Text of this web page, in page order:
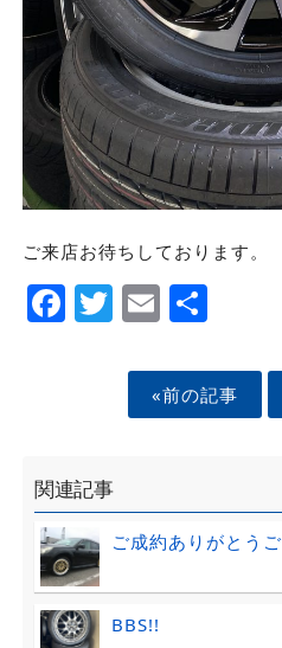
ご来店お待ちしております。
Facebook
Twitter
Email
«前の記事
関連記事
ご成約ありがとうご
BBS!!